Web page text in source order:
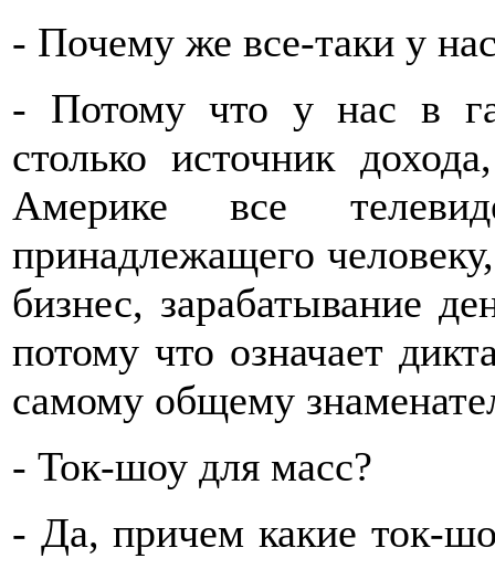
- Почему же все-таки у
- Потому что у нас в
столько источник
Америке все
принадлежащего
бизнес, зарабатывание
потому что означает
самому общему
- Ток-шоу для масс?
- Да, причем какие ток-